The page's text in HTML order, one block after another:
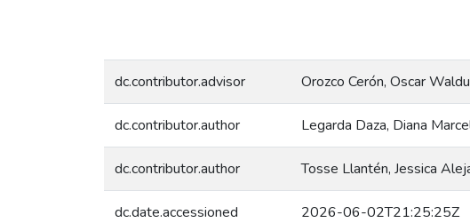
dc.contributor.advisor Orozco Cerón, Oscar
dc.contributor.author Legarda Daza, Diana
dc.contributor.author Tosse Llantén, Jessica
dc.date.accessioned 2026-06-02T21:25:25Z